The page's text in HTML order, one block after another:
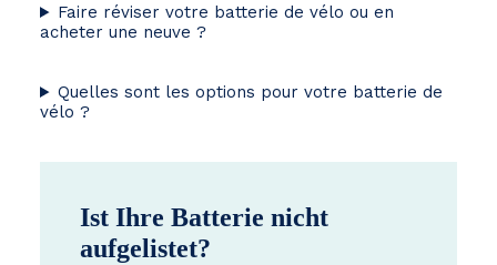
Faire réviser votre batterie de vélo ou en
acheter une neuve ?
Quelles sont les options pour votre batterie de
vélo ?
Ist Ihre Batterie nicht
aufgelistet?